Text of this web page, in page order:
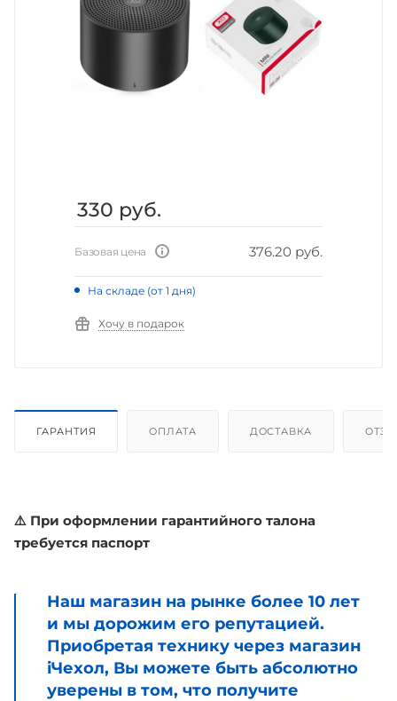
330 руб.
Базовая цена 376.20 руб.
На складе (от 1 дня)
Хочу в подарок
ГАРАНТИЯ ОПЛАТА ДОСТАВКА
⚠️ При оформлении гарантийного талона
требуется паспорт
Наш магазин на рынке более 10 лет
и мы дорожим его репутацией.
Приобретая технику через магазин
iЧехол, Вы можете быть абсолютно
уверены в том, что получите